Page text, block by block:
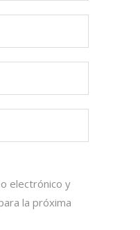
electrónico y
la próxima